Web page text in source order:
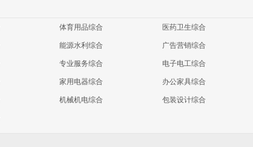
体育用品综合 医药卫生综合
能源水利综合 广告营销综合
专业服务综合 电子电工综合
家用电器综合 办公家具综合
机械机电综合 包装设计综合